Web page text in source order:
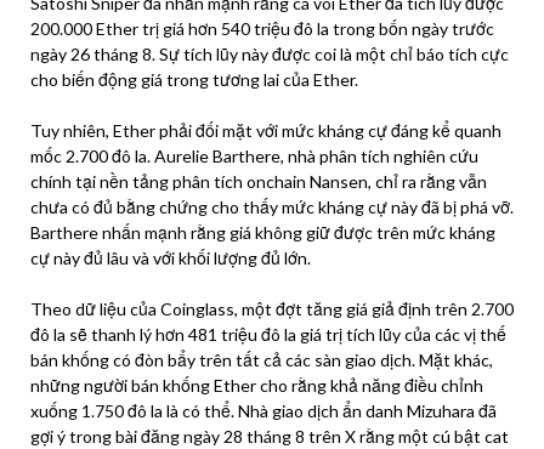
200.000 Ether trị giá hơn 540 triệu đô la trong bốn ngày trước
ngày 26 tháng 8. Sự tích lũy này được coi là một chỉ báo tích cực
cho biến động giá trong tương lai của Ether.
Tuy nhiên, Ether phải đối mặt với mức kháng cự đáng kể quanh
mốc 2.700 đô la. Aurelie Barthere, nhà phân tích nghiên cứu
chính tại nền tảng phân tích onchain Nansen, chỉ ra rằng vẫn
chưa có đủ bằng chứng cho thấy mức kháng cự này đã bị phá vỡ.
Barthere nhấn mạnh rằng giá không giữ được trên mức kháng
cự này đủ lâu và với khối lượng đủ lớn.
Theo dữ liệu của Coinglass, một đợt tăng giá giả định trên 2.700
đô la sẽ thanh lý hơn 481 triệu đô la giá trị tích lũy của các vị thế
bán khống có đòn bẩy trên tất cả các sàn giao dịch. Mặt khác,
những người bán khống Ether cho rằng khả năng điều chỉnh
xuống 1.750 đô la là có thể. Nhà giao dịch ẩn danh Mizuhara đã
gợi ý trong bài đăng ngày 28 tháng 8 trên X rằng một cú bật cat